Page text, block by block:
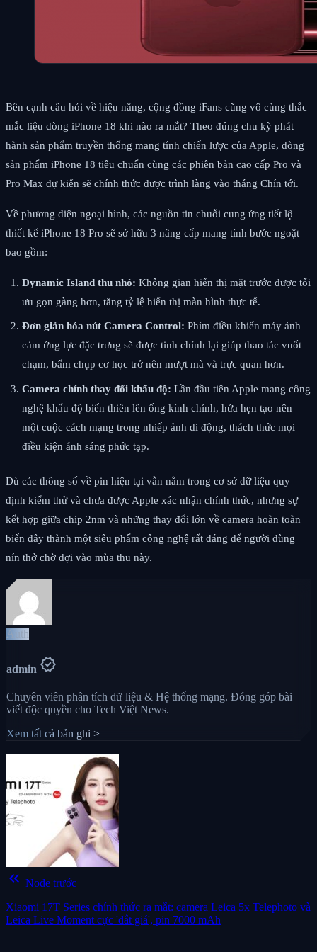
Bên cạnh câu hỏi về hiệu năng, cộng đồng iFans cũng vô cùng thắc
mắc liệu dòng iPhone 18 khi nào ra mắt? Theo đúng chu kỳ phát
hành sản phẩm truyền thống mang tính chiến lược của Apple, dòng
sản phẩm iPhone 18 tiêu chuẩn cùng các phiên bản cao cấp Pro và
Pro Max dự kiến sẽ chính thức được trình làng vào tháng Chín tới.
Về phương diện ngoại hình, các nguồn tin chuỗi cung ứng tiết lộ
thiết kế iPhone 18 Pro sẽ sở hữu 3 nâng cấp mang tính bước ngoặt
bao gồm:
Dynamic Island thu nhỏ: Không gian hiển thị mặt trước được tối
ưu gọn gàng hơn, tăng tỷ lệ hiển thị màn hình thực tế.
Đơn giản hóa nút Camera Control: Phím điều khiển máy ảnh
cảm ứng lực đặc trưng sẽ được tinh chỉnh lại giúp thao tác vuốt
chạm, bấm chụp cơ học trở nên mượt mà và trực quan hơn.
Camera chính thay đổi khẩu độ: Lần đầu tiên Apple mang công
nghệ khẩu độ biến thiên lên ống kính chính, hứa hẹn tạo nên
một cuộc cách mạng trong nhiếp ảnh di động, thách thức mọi
điều kiện ánh sáng phức tạp.
Dù các thông số về pin hiện tại vẫn nằm trong cơ sở dữ liệu quy
định kiểm thử và chưa được Apple xác nhận chính thức, nhưng sự
kết hợp giữa chip 2nm và những thay đổi lớn về camera hoàn toàn
biến đây thành một siêu phẩm công nghệ rất đáng để người dùng
nín thở chờ đợi vào mùa thu này.
Auth
admin verified
Chuyên viên phân tích dữ liệu & Hệ thống mạng. Đóng góp bài
viết độc quyền cho Tech Việt News.
Xem tất cả bản ghi >
keyboard_double_arrow_left Node trước
Xiaomi 17T Series chính thức ra mắt: camera Leica 5x Telephoto và
Leica Live Moment cực 'đắt giá', pin 7000 mAh